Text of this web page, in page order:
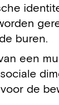
buren.
een
de